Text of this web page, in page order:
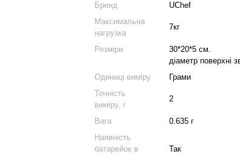
Бренд
UChef
Максимальна
нагрузка
7кг
Розміри
30*20*5 см.
діаметр поверхні
Одиниці виміру
Грами
Точність
виміру, г
2
Вага
0.635 г
Наявність
батарейок в
Так